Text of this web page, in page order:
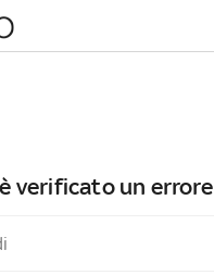
verificato un errore